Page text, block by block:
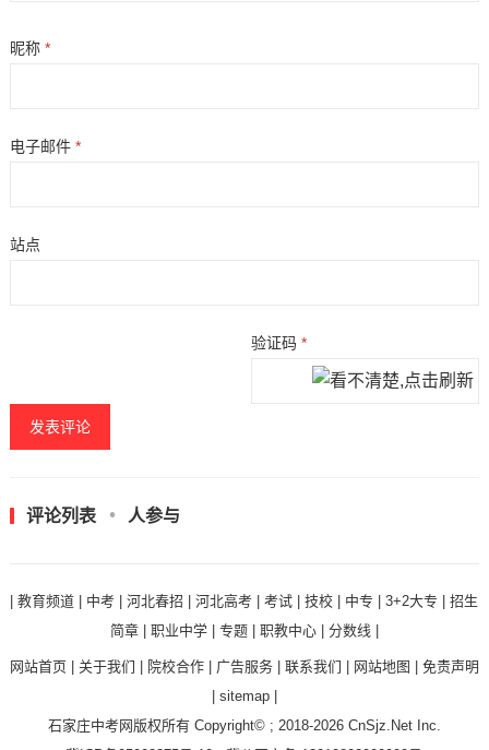
昵称 *
电子邮件 *
站点
验证码*
评论列表 人参与
|教育频道 中考 |河北春招 |河北高考 |考试 |技校 中专 |3+2大专 |招生
简章| 职业中学| 专题| 职教中心| 分数线|
网站首页| 关于我们 院校合作| 广告服务| 联系我们 网站地图
免责声明
sitemap|
石家庄中考网版权所有 Copyright© ; 2018-2026 CnSjz.NetInc.